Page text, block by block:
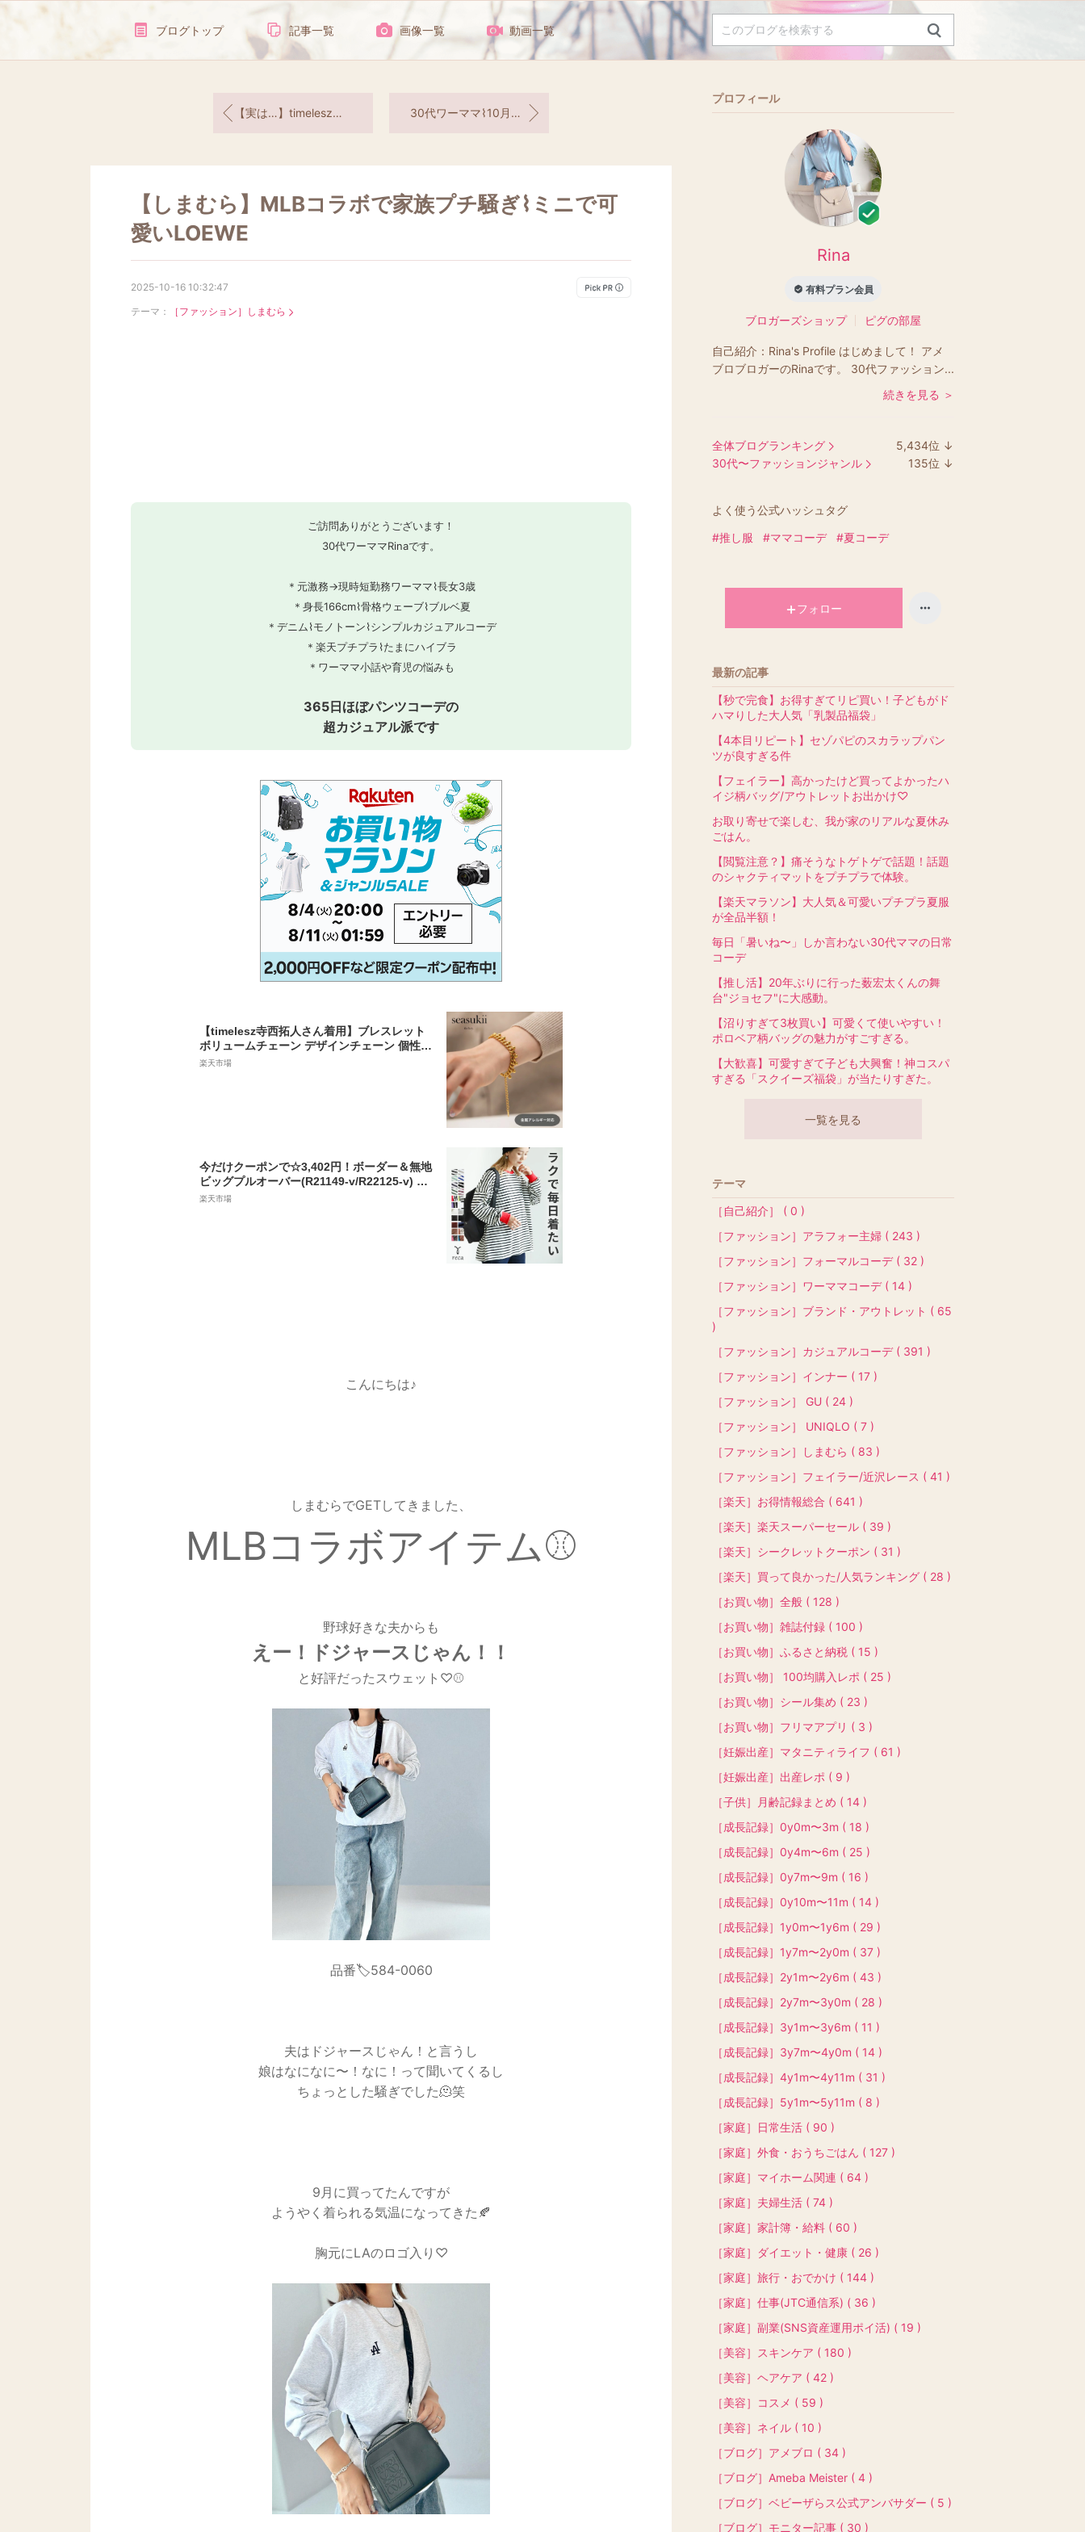
ブログトップ 記事一覧 画像一覧 動画一覧
【実は…】timeleszメンバーとお揃いのブレスレット 30代ワーママ⌇10月の楽天リアルバイアイテム
【しまむら】MLBコラボで家族プチ騒ぎ⌇ミニで可
愛いLOEWE
2025-10-16 10:32:47
テーマ：
［ファッション］しまむら
ご訪問ありがとうございます！
30代ワーママRinaです。
＊元激務→現時短勤務ワーママ⌇長女3歳
＊身長166cm⌇骨格ウェーブ⌇ブルベ夏
＊デニム⌇モノトーン⌇シンプルカジュアルコーデ
＊楽天プチプラ⌇たまにハイブラ
＊ワーママ小話や育児の悩みも
365日ほぼパンツコーデの
超カジュアル派です
【timelesz寺西拓人さん着用】ブレスレット
ボリュームチェーン デザインチェーン 個性的
ステンレス 太めブレスレット 汗 プール 錆び
楽天市場
今だけクーポンで☆3,402円！ボーダー＆無地
ビッグプルオーバー(R21149-v/R22125-v) レ
ディース ボーダー ロンT トップス 長袖 カッ
楽天市場
こんにちは♪
しまむらでGETしてきました、
MLBコラボアイテム⚾️
野球好きな夫からも
えー！ドジャースじゃん！！
と好評だったスウェット♡⚾️
品番🏷️584-0060
夫はドジャースじゃん！と言うし
娘はなになに〜！なに！って聞いてくるし
ちょっとした騒ぎでした🫠笑
9月に買ってたんですが
ようやく着られる気温になってきた🍂
胸元にLAのロゴ入り♡
プロフィール
Rina
有料プラン会員
ブロガーズショップ ピグの部屋
自己紹介： Rina's Profile はじめまして！ アメ
ブロブロガーのRinaです。 30代ファッション...
続きを見る ＞
全体ブログランキング 5,434位 ↓
30代〜ファッションジャンル 135位 ↓
よく使う公式ハッシュタグ
#推し服 #ママコーデ #夏コーデ
フォロー
最新の記事
【秒で完食】お得すぎてリピ買い！子どもがド
ハマりした大人気「乳製品福袋」
【4本目リピート】セゾパピのスカラップパン
ツが良すぎる件
【フェイラー】高かったけど買ってよかったハ
イジ柄バッグ/アウトレットお出かけ♡
お取り寄せで楽しむ、我が家のリアルな夏休み
ごはん。
【閲覧注意？】痛そうなトゲトゲで話題！話題
のシャクティマットをプチプラで体験。
【楽天マラソン】大人気＆可愛いプチプラ夏服
が全品半額！
毎日「暑いね〜」しか言わない30代ママの日常
コーデ
【推し活】20年ぶりに行った薮宏太くんの舞
台"ジョセフ"に大感動。
【沼りすぎて3枚買い】可愛くて使いやすい！
ポロベア柄バッグの魅力がすごすぎる。
【大歓喜】可愛すぎて子ども大興奮！神コスパ
すぎる「スクイーズ福袋」が当たりすぎた。
一覧を見る
テーマ
［自己紹介］ ( 0 )
［ファッション］アラフォー主婦 ( 243 )
［ファッション］フォーマルコーデ ( 32 )
［ファッション］ワーママコーデ ( 14 )
［ファッション］ブランド・アウトレット ( 65
)
［ファッション］カジュアルコーデ ( 391 )
［ファッション］インナー ( 17 )
［ファッション］ GU ( 24 )
［ファッション］ UNIQLO ( 7 )
［ファッション］しまむら ( 83 )
［ファッション］フェイラー/近沢レース ( 41 )
［楽天］お得情報総合 ( 641 )
［楽天］楽天スーパーセール ( 39 )
［楽天］シークレットクーポン ( 31 )
［楽天］買って良かった/人気ランキング ( 28 )
［お買い物］全般 ( 128 )
［お買い物］雑誌付録 ( 100 )
［お買い物］ふるさと納税 ( 15 )
［お買い物］ 100均購入レポ ( 25 )
［お買い物］シール集め ( 23 )
［お買い物］フリマアプリ ( 3 )
［妊娠出産］マタニティライフ ( 61 )
［妊娠出産］出産レポ ( 9 )
［子供］月齢記録まとめ ( 14 )
［成長記録］0y0m〜3m ( 18 )
［成長記録］0y4m〜6m ( 25 )
［成長記録］0y7m〜9m ( 16 )
［成長記録］0y10m〜11m ( 14 )
［成長記録］1y0m〜1y6m ( 29 )
［成長記録］1y7m〜2y0m ( 37 )
［成長記録］2y1m〜2y6m ( 43 )
［成長記録］2y7m〜3y0m ( 28 )
［成長記録］3y1m〜3y6m ( 11 )
［成長記録］3y7m〜4y0m ( 14 )
［成長記録］4y1m〜4y11m ( 31 )
［成長記録］5y1m〜5y11m ( 8 )
［家庭］日常生活 ( 90 )
［家庭］外食・おうちごはん ( 127 )
［家庭］マイホーム関連 ( 64 )
［家庭］夫婦生活 ( 74 )
［家庭］家計簿・給料 ( 60 )
［家庭］ダイエット・健康 ( 26 )
［家庭］旅行・おでかけ ( 144 )
［家庭］仕事(JTC通信系) ( 36 )
［家庭］副業(SNS資産運用ポイ活) ( 19 )
［美容］スキンケア ( 180 )
［美容］ヘアケア ( 42 )
［美容］コスメ ( 59 )
［美容］ネイル ( 10 )
［ブログ］アメブロ ( 34 )
［ブログ］Ameba Meister ( 4 )
［ブログ］ベビーザらス公式アンバサダー ( 5 )
［ブログ］モニター記事 ( 30 )